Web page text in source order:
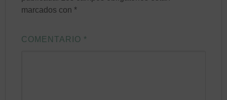
marcados con*
COMENTARIO *